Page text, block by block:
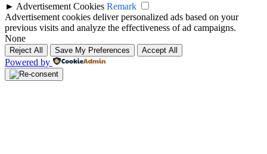
► Advertisement Cookies Remark
Advertisement cookies deliver personalized ads based on your
previous visits and analyze the effectiveness of ad campaigns.
None
Reject All Save My Preferences Accept All
Powered by